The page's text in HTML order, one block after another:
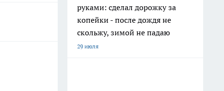
руками: сделал дорожку за
копейки - после дождя не
скольжу, зимой не падаю
29 июля